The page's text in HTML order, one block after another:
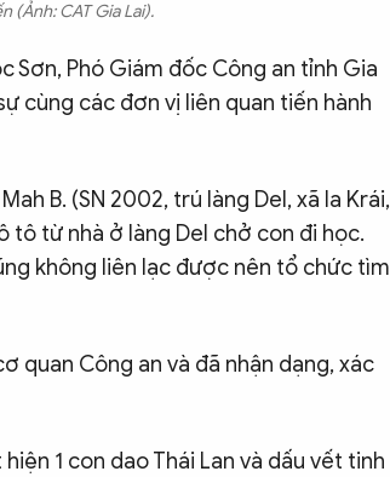
(Ảnh: CAT Gia Lai).
Sơn, Phó Giám đốc Công an tỉnh Gia
cùng các đơn vị liên quan tiến hành
B. (SN 2002, trú làng Del, xã Ia Krái,
tô từ nhà ở làng Del chở con đi học.
không liên lạc được nên tổ chức tìm
quan Công an và đã nhận dạng, xác
1 con dao Thái Lan và dấu vết tinh